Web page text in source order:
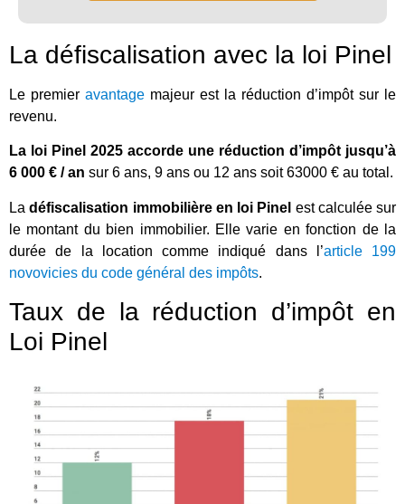
La défiscalisation avec la loi Pinel
Le premier avantage majeur est la réduction d’impôt sur le
revenu.
La loi Pinel 2025 accorde une réduction d’impôt jusqu’à
6 000 € / an sur 6 ans, 9 ans ou 12 ans soit 63000 € au total.
Ladéfiscalisation immobilière en loi Pinel est calculée sur
le montant du bien immobilier. Elle varie en fonction de la
durée de la location comme indiqué dans l’article 199
novovicies du code général des impôts.
Taux de la réduction d’impôt en
Loi Pinel